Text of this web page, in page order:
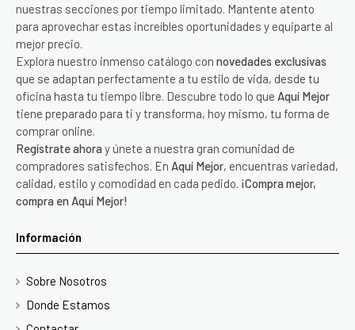
nuestras secciones por tiempo limitado. Mantente atento
para aprovechar estas increíbles oportunidades y equiparte al
mejor precio.
Explora nuestro inmenso catálogo con novedades exclusivas
que se adaptan perfectamente a tu estilo de vida, desde tu
oficina hasta tu tiempo libre. Descubre todo lo que Aquí Mejor
tiene preparado para ti y transforma, hoy mismo, tu forma de
comprar online.
Regístrate ahora y únete a nuestra gran comunidad de
compradores satisfechos. En Aquí Mejor, encuentras variedad,
calidad, estilo y comodidad en cada pedido. ¡Compra mejor,
compra en Aquí Mejor!
Información
Sobre Nosotros
Donde Estamos